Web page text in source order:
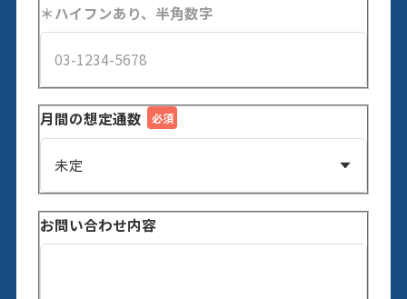
＊ハイフンあり、半角数字
月間の想定通数
お問い合わせ内容